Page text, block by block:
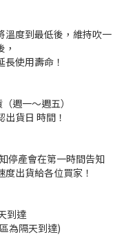
溫度到最低後，維持吹一
使用壽命！
週一～週五）
貨日 時間！
停產會在第一時間告知
出貨給各位買家！
到達
為隔天到達)